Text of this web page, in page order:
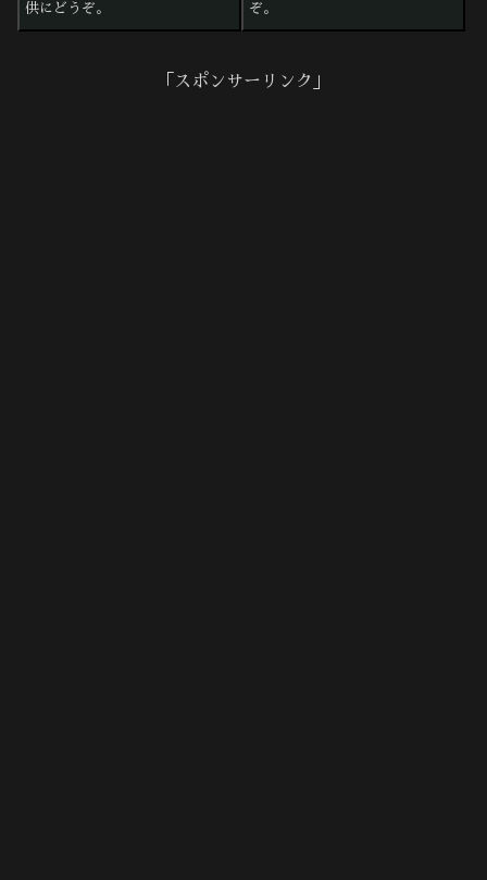
供にどうぞ。 ぞ。
「スポンサーリンク」